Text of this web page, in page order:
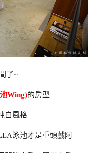
了~
Wing)的房型
白風格
泳池才是重頭戲阿